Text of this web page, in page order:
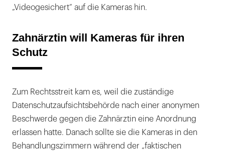
„Videogesichert“ auf die Kameras hin.
Zahnärztin will Kameras für ihren
Schutz
Zum Rechtsstreit kam es, weil die zuständige
Datenschutzaufsichtsbehörde nach einer anonymen
Beschwerde gegen die Zahnärztin eine Anordnung
erlassen hatte. Danach sollte sie die Kameras in den
Behandlungszimmern während der „faktischen